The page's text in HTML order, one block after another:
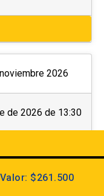
Valor: $261.500
2026
de 2026 de 13:30
en horario a
horas aprox. (Av.
#3300,